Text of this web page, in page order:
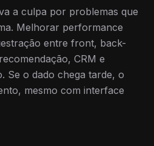
a culpa por problemas que
Melhorar performance
entre front, back-
CRM e
Se o dado chega tarde, o
mesmo com interface